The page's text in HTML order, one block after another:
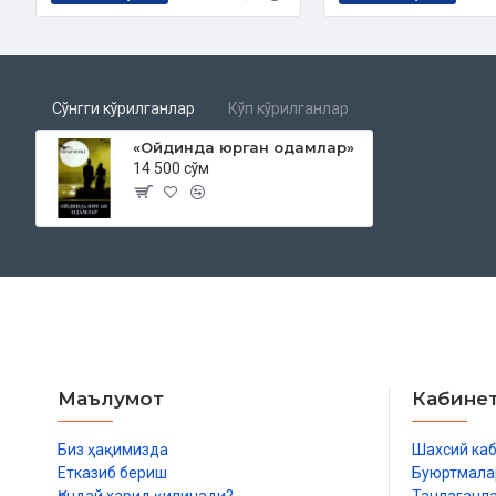
Сўнгги кўрилганлар Кўп кўрилганлар
«Ойдинда юрган одамлар»
14 500 сўм
Маълумот
Биз ҳақимизда
Етказиб бериш
Шахсий